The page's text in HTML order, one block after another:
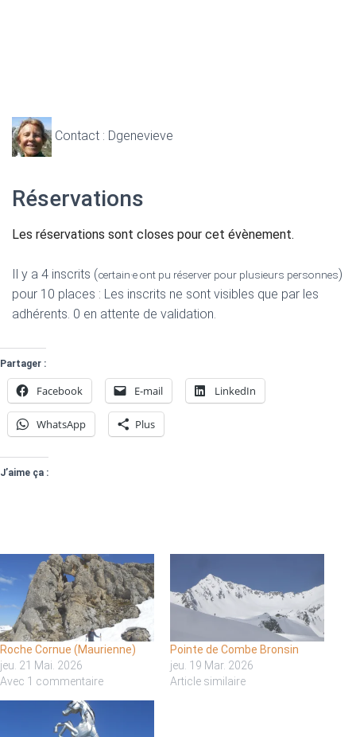
Contact : Dgenevieve
Réservations
Les réservations sont closes pour cet évènement.
Il y a 4 inscrits (certain·e ont pu réserver pour plusieurs personnes)
pour 10 places : Les inscrits ne sont visibles que par les
adhérents. 0 en attente de validation.
Partager :
Facebook E-mail LinkedIn
WhatsApp Plus
J’aime ça :
Roche Cornue (Maurienne)
jeu. 21 Mai. 2026
Avec 1 commentaire
Pointe de Combe Bronsin
jeu. 19 Mar. 2026
Article similaire